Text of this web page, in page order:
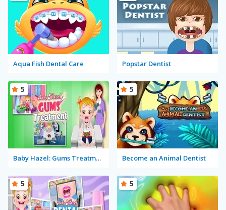
Aqua Fish Dental Care Popstar Dentist
Baby Hazel: Gums Treatment
5
Become an Animal Dentist
5
5 5